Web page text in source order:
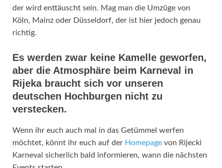
der wird enttäuscht sein. Mag man die Umzüge von
Köln, Mainz oder Düsseldorf, der ist hier jedoch genau
richtig.
Es werden zwar keine Kamelle geworfen,
aber die Atmosphäre beim Karneval in
Rijeka braucht sich vor unseren
deutschen Hochburgen nicht zu
verstecken.
Wenn ihr euch auch mal in das Getümmel werfen
möchtet, könnt ihr euch auf der Homepage von Rijecki
Karneval sicherlich bald informieren, wann die nächsten